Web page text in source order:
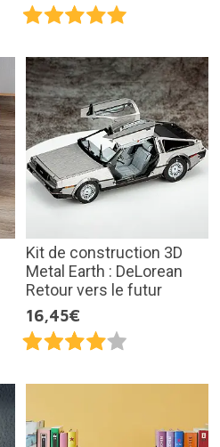
Kit de construction 3D
Metal Earth : DeLorean
Retour vers le futur
16,45€